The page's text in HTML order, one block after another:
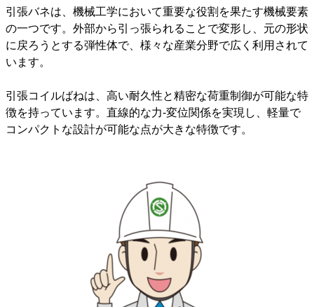
引張バネは、機械工学において重要な役割を果たす機械要素
の一つです。外部から引っ張られることで変形し、元の形状
に戻ろうとする弾性体で、様々な産業分野で広く利用されて
います。
引張コイルばねは、高い耐久性と精密な荷重制御が可能な特
徴を持っています。直線的な力-変位関係を実現し、軽量で
コンパクトな設計が可能な点が大きな特徴です。